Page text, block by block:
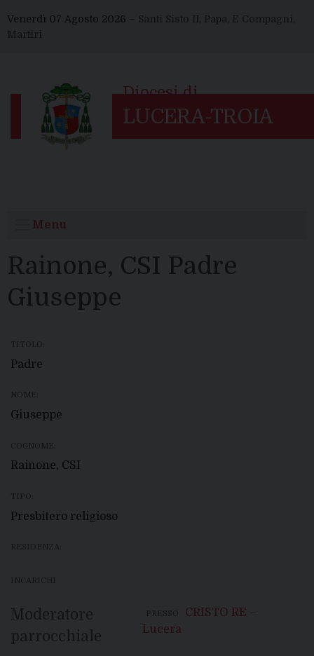
to
content
Venerdì 07 Agosto 2026 – Santi Sisto II, Papa, E Compagni,
Martiri
Menu
Rainone, CSI Padre
Giuseppe
TITOLO:
Padre
NOME:
Giuseppe
COGNOME:
Rainone, CSI
TIPO:
Presbitero religioso
RESIDENZA:
INCARICHI
Moderatore
parrocchiale
PRESSO
CRISTO RE –
Lucera